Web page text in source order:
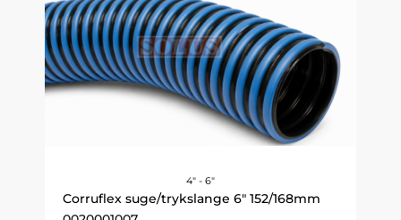
4" - 6"
Corruflex suge/trykslange 6" 152/168mm